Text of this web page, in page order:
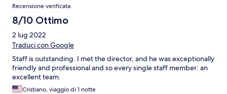
Recensione verificata
8/10 Ottimo
2 lug 2022
Traduci con Google
Staff is outstanding. I met the director, and he was exceptionally
friendly and professional and so every single staff member: an
excellent team.
Cristiano, viaggio di 1 notte